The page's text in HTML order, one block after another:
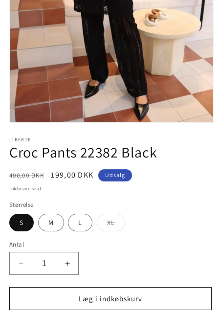
1
modus
LIBERTE
Croc Pants 22382 Black
Normalpris
400,00 DKK Udsalgspris
199,00 DKK Udsalg
Inklusive skat.
Størrelse
S M L XLVarianten
er
Antal
Reducer
antallet
for
Pants
Øg
antallet
for
Croc
Pants
Læg i indkøbskurv